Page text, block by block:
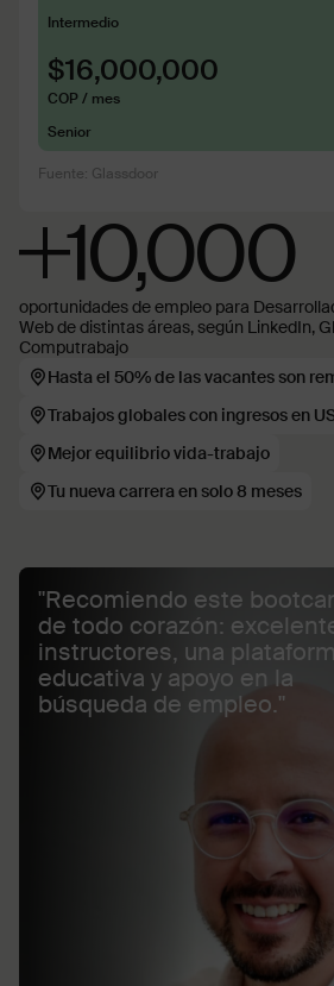
Hasta el 50% de las vacantes son
Trabajos globales con ingresos en
Mejor equilibrio vida-trabajo
Tu nueva carrera en solo 8 meses
+10,000
oportunidades de empleo para
Web de distintas áreas, según LinkedIn,
Computrabajo
Intermedio
$16,000,000
COP / mes
Senior
Fuente: Glassdoor
"Recomiendo este
de todo corazón:
instructores, una
educativa y apoyo en la
búsqueda de empleo."